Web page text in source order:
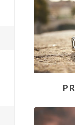
ASTRON
SEIKO
Машки
PRIMA
SPIRIT
Машки
Pierre
накит
Машки